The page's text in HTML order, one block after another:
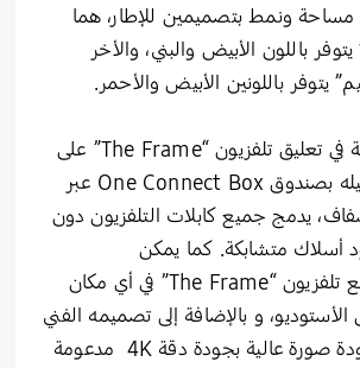
ونمط بتصميمين للإطار، هما
باللون الأبيض والبني، والأخر
باللونين الأبيض والأحمر.
لإضفاء لمسة فنية في تعليق تلفزيون “The Frame” على
حامل رفيع وتوصيله بصندوق One Connect Box عبر
يدمج جميع كابلات التلفزيون دون
أسلاك متشابكة. كما يمكن
للمستخدمين وضع تلفزيون “The Frame” في أي مكان
و بالإضافة إلى تصميمه الفني
يوفر التلفزيون جودة صورة عالية بجودة دقة 4K مدعومة